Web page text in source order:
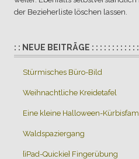
der Bezieherliste löschen lassen.
: : NEUE BEITRÄGE : : : : : : : : : : :
Stürmisches Büro-Bild
Weihnachtliche Kreidetafel
Eine kleine Halloween-
Waldspaziergang
{iPad-Quickie} Fingerübung